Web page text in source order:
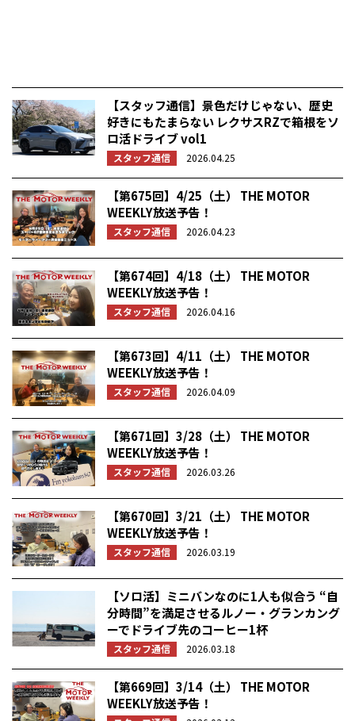
【スタッフ通信】景色だけじゃない、歴史
好きにもたまらない レクサスRZで箱根をソ
ロ活ドライブ vol1
スタッフ通信 2026.04.25
【第675回】4/25（土） THE MOTOR
WEEKLY放送予告！
スタッフ通信 2026.04.23
【第674回】4/18（土） THE MOTOR
WEEKLY放送予告！
スタッフ通信 2026.04.16
【第673回】4/11（土） THE MOTOR
WEEKLY放送予告！
スタッフ通信 2026.04.09
【第671回】3/28（土） THE MOTOR
WEEKLY放送予告！
スタッフ通信 2026.03.26
【第670回】3/21（土） THE MOTOR
WEEKLY放送予告！
スタッフ通信 2026.03.19
【ソロ活】ミニバンなのに1人も似合う “自
分時間”を満足させるルノー・グランカング
ーでドライブ先のコーヒー1杯
スタッフ通信 2026.03.18
【第669回】3/14（土） THE MOTOR
WEEKLY放送予告！